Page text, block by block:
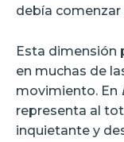
debía comenzar
Esta dimensión
en muchas de
movimiento. En
representa al
inquietante y